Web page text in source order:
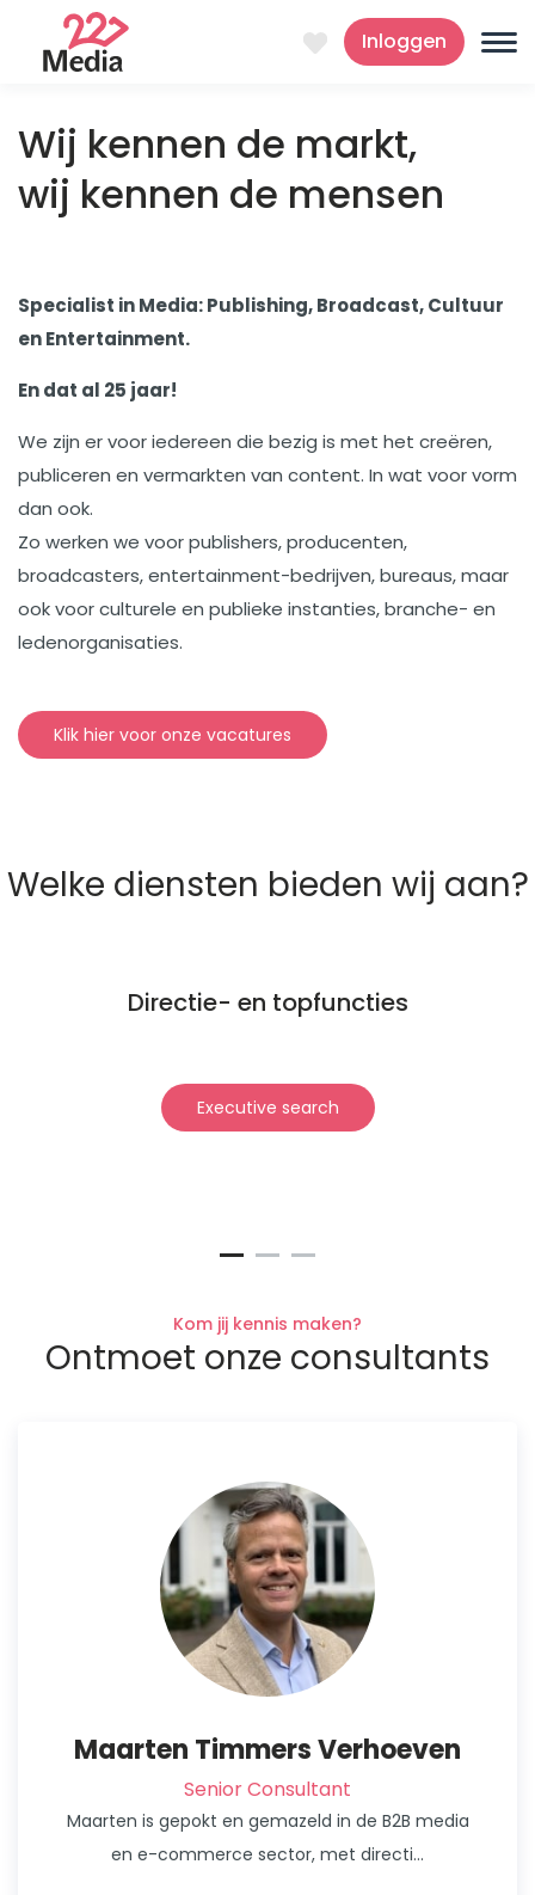
Inloggen
Wij kennen de markt,
wij kennen de mensen
Specialist in Media: Publishing, Broadcast, Cultuur
en Entertainment.
En dat al 25 jaar!
We zijn er voor iedereen die bezig is met het creëren,
publiceren en vermarkten van content. In wat voor vorm
dan ook.
Zo werken we voor publishers, producenten,
broadcasters, entertainment-bedrijven, bureaus, maar
ook voor culturele en publieke instanties, branche- en
ledenorganisaties.
Klik hier voor onze vacatures
Welke diensten bieden wij aan?
Directie- en topfuncties
Executive search
Kom jij kennis maken?
Ontmoet onze consultants
Maarten Timmers Verhoeven
Senior Consultant
Maarten is gepokt en gemazeld in de B2B media
en e-commerce sector, met directi...